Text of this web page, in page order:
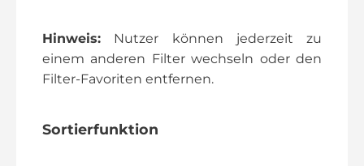
Hinweis: Nutzer können jederzeit zu
einem anderen Filter wechseln oder den
Filter-Favoriten entfernen.
Sortierfunktion